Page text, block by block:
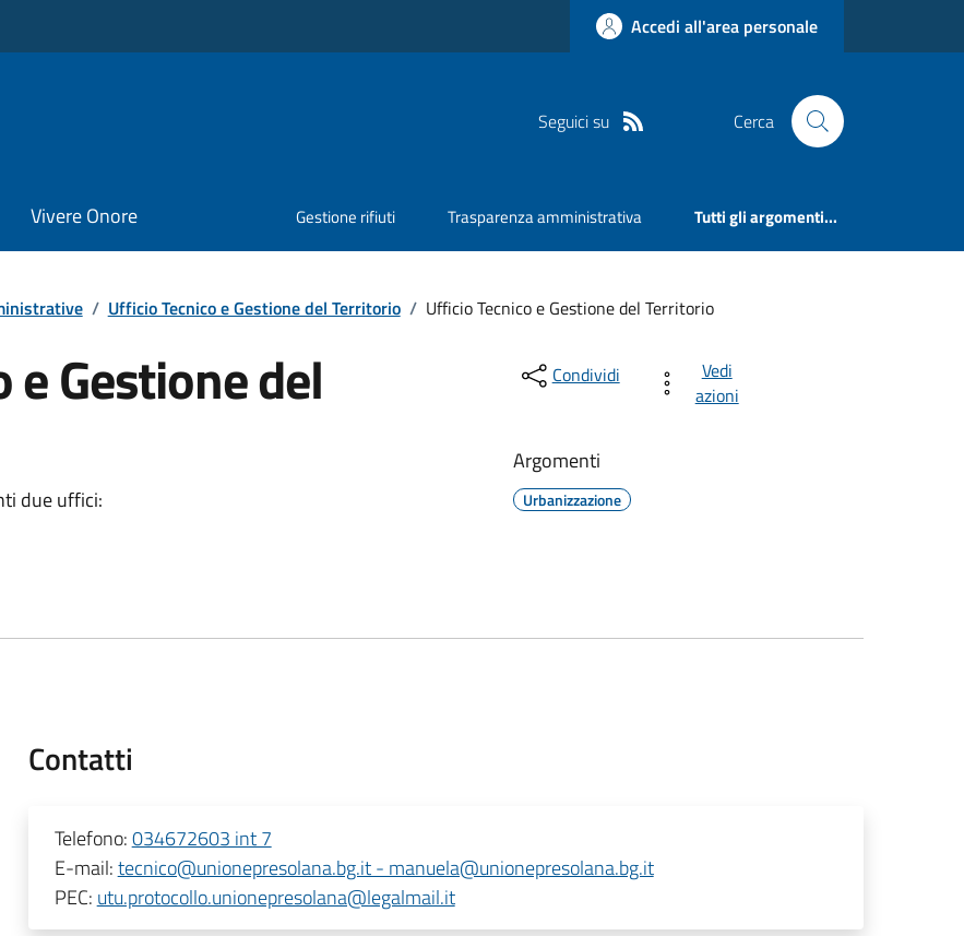
Accedi all'area personale
Seguici su Cerca
Vivere Onore Gestione rifiuti Trasparenza amministrativa Tutti gli argomenti...
/ Ufficio Tecnico e Gestione del Territorio / Ufficio Tecnico e Gestione del Territorio
e Gestione del
due uffici:
Condividi
Vedi
azioni
Argomenti
Urbanizzazione
Contatti
Telefono:034672603 int 7
E-mail:tecnico@unionepresolana.bg.it - manuela@unionepresolana.bg.it
PEC: utu.protocollo.unionepresolana@legalmail.it